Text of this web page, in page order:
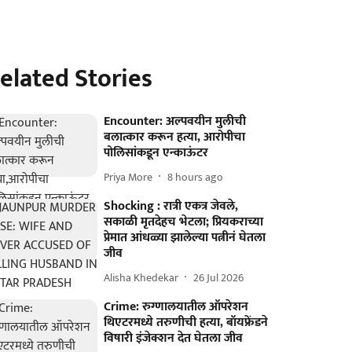
Stories
Encounter: अल्पवयीन मुलीची
बलात्कार करून हत्या, आरोपीचा
पोलिसांकडून एन्काऊंटर
Priya More 8 hours ago
Shocking : रात्री एकत्र जेवले,
सकाळी मृतदेहच भेटला; प्रियकराच्या
प्रेमात आंधळ्या झालेल्या पत्नीनं घेतला
जीव
Alisha Khedekar 26 Jul 2026
Crime: रुग्णालयातील ऑपरेशन
थिएटरमध्ये तरुणीची हत्या, बॉयफ्रेंडने
विषारी इंजेक्शन देत घेतला जीव